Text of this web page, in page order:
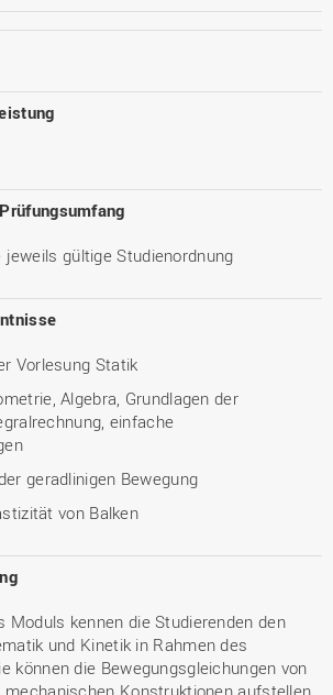
jeweils gültige Studienordnung
Vorlesung Statik
Algebra, Grundlagen der
einfache
geradlinigen Bewegung
von Balken
Moduls kennen die Studierenden den
und Kinetik in Rahmen des
können die Bewegungsgleichungen von
Konstruktionen aufstellen